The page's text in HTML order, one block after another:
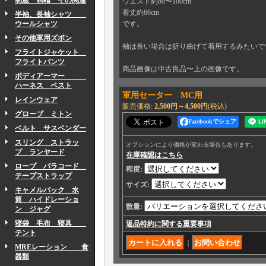
半袖、長袖シャツ
ウールシャツ
その他軍用ズボン
フライトジャケット
フライトパンツ
ボディアーマー
ハーネス ベスト
レインウェア
グローブ ミトン
ベルト サスペンダー
スリング ストラッ
プ ランヤード
ロープ パラコード
テープストラップ
キャメルバック 水
筒 ハイドレーショ
ン ジャグ
寝袋 毛布 寝具
テント
MREレーション 食
器類
着丈約66cm
です。
袖は長い場合は折り曲げて着用するみたい
商品画像は中古良品〜上の画像です。
軍用セーター MC用
販売価格: 2,500円～4,500円(税込)
Facebookでシェア
オプションにより価格が変わる場合もあります。
在庫確認はこちら
程度:
サイズ:
数量:
返品特約に関する重要事項